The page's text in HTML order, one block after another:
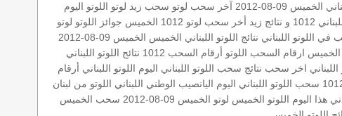
الخميس 09-08-2012 آخر سحب لوتو سحب زيد لوتو اللوتو اليوم
و نتائج زيد أخر سحب لوتو 1012 الخميس جوائز اللوتو لوتو
اللوتو اللبناني نتائج اللوتو اللبناني الخميس الخميس 09-08-2012
الخميس ارقام السحب اللوتو أرقام السحب 1012
نتائج اللوتو اللبناني
اللبناني اخر سحب نتائج سحب اللوتو اللبناني اليوم اللوتو اللبناني أرقام
سحب اللوتو اللبناني اليوم اليانصيب الوطني اللبناني اللوتو من لبنان
هذا اليوم اللوتو الخميس لوتو الخميس 09-08-2012
سحب الخميس